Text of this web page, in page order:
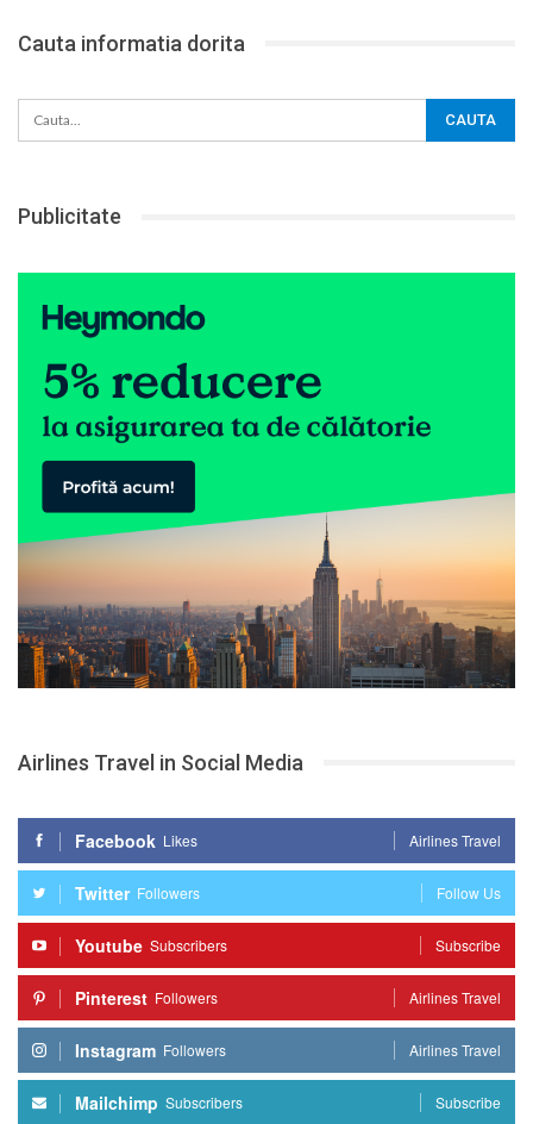
Cauta informatia dorita
Publicitate
Airlines Travel in Social Media
Facebook Likes Airlines Travel
Twitter Followers Follow Us
Youtube Subscribers Subscribe
Pinterest Followers Airlines Travel
Instagram Followers Airlines Travel
Mailchimp Subscribers Subscribe